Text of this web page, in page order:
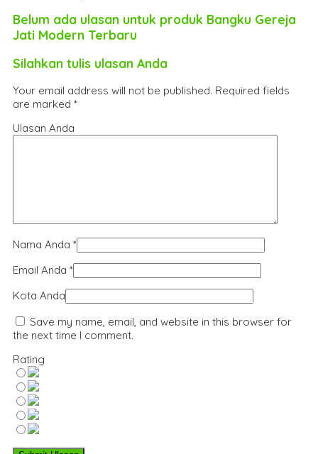
Belum ada ulasan untuk produk Bangku Gereja
Jati Modern Terbaru
Silahkan tulis ulasan Anda
Your email address will not be published. Required fields
are marked *
Ulasan Anda
Nama Anda *
Email Anda *
Kota Anda
Save my name, email, and website in this browser for
the next time I comment.
Rating